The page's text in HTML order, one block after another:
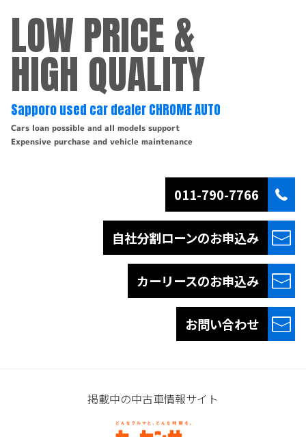
LOW PRICE &
HIGH QUALITY
Sapporo used car dealer CHROME AUTO
Cars loan possible and all models support
Expensive purchase and vehicle maintenance
011-790-7766
自社分割ローンのお申込み
カーリースのお申込み
お問い合わせ
掲載中の中古車情報サイト